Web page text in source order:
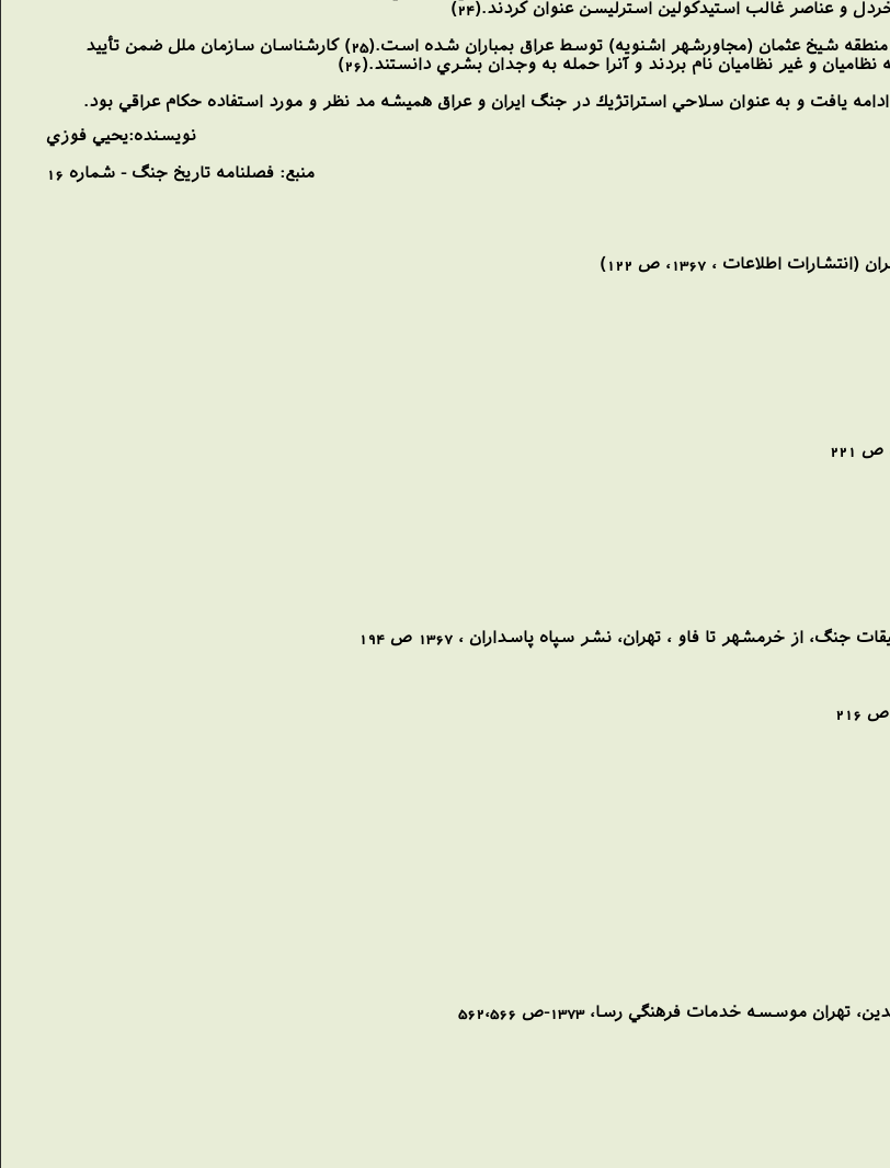
و عناصر غالب استيدكولين استرليسن عنوان كردند.(24)
در 3 اوت 1988 (12 مرداد 67) نيز ايران اعلام كرد كه منطقه شيخ عثمان (مجاورشهر اشنويه) توسط عراق بمباران شده است.(25) كارشناسان سازمان ملل ضمن تأييد
و غير نظاميان نام بردند و آنرا حمله به وجدان بشري دانستند.(26)
يافت و به عنوان سلاحي استراتژيك در جنگ ايران و عراق هميشه مد نظر و مورد استفاده حكام عراقي بود.
نويسنده:يحيي فوزي
منبع: فصلنامه تاريخ جنگ - شماره 16